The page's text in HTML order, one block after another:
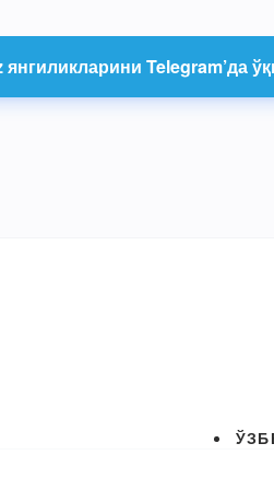
янгиликларини Telegram’да